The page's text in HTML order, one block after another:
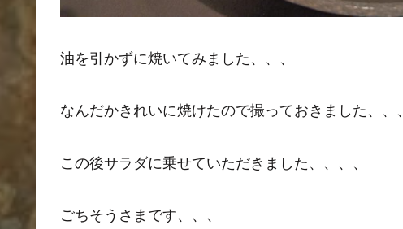
油を引かずに焼いてみました、、、
なんだかきれいに焼けたので撮っておきました、、、
この後サラダに乗せていただきました、、、、
ごちそうさまです、、、